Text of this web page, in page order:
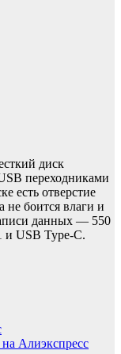
диск
переходниками
есть отверстие
не боится влаги и
данных — 550
и USB Type-C.
Алиэкспресс